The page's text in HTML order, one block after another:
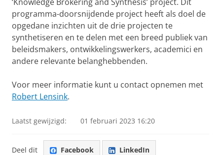
programma-doorsnijdende project heeft als doel de
opgedane inzichten uit de drie projecten te
synthetiseren en te delen met een breed publiek van
beleidsmakers, ontwikkelingswerkers, academici en
andere relevante belanghebbenden.
Voor meer informatie kunt u contact opnemen met
Robert Lensink.
Laatst gewijzigd: 01 februari 2023 16:20
Deel dit Facebook LinkedIn